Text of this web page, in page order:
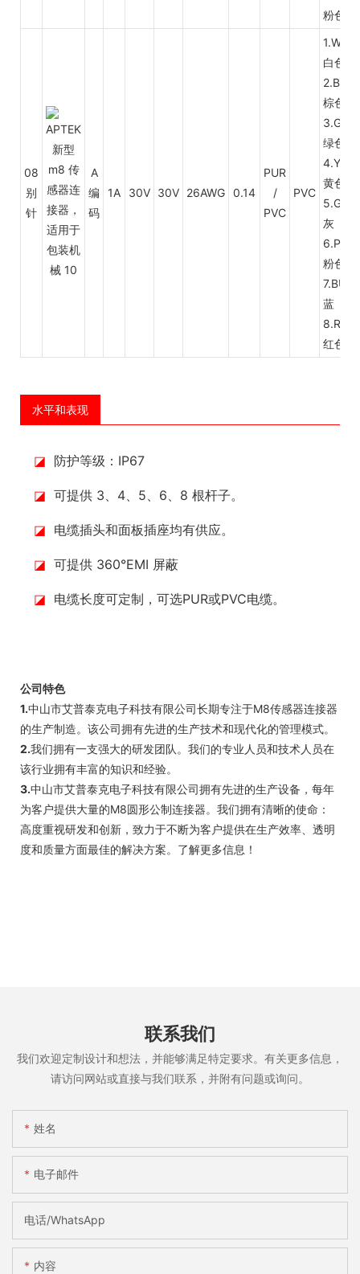
粉色
08
别
针
A
编
码
1A 30V 30V 26AWG 0.14
PUR
/
PVC
PVC
1.WH
白色
2.BN
棕色
3.GN
绿色
4.YL
黄色
5.GY
灰
6.PK
粉色
7.BU
蓝
8.RD
红色
水平和表现
◪ 防护等级：IP67
◪ 可提供 3、4、5、6、8 根杆子。
◪ 电缆插头和面板插座均有供应。
◪ 可提供 360°EMI 屏蔽
◪ 电缆长度可定制，可选PUR或PVC电缆。
公司特色
1.中山市艾普泰克电子科技有限公司长期专注于M8传感器连接器
的生产制造。该公司拥有先进的生产技术和现代化的管理模式。
2.我们拥有一支强大的研发团队。我们的专业人员和技术人员在
该行业拥有丰富的知识和经验。
3.中山市艾普泰克电子科技有限公司拥有先进的生产设备，每年
为客户提供大量的M8圆形公制连接器。我们拥有清晰的使命：
高度重视研发和创新，致力于不断为客户提供在生产效率、透明
度和质量方面最佳的解决方案。了解更多信息！
联系我们
我们欢迎定制设计和想法，并能够满足特定要求。有关更多信息，
请访问网站或直接与我们联系，并附有问题或询问。
姓名
电子邮件
电话/WhatsApp
内容